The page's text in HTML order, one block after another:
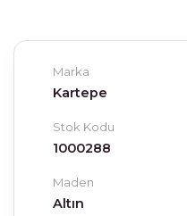
Marka
Kartepe
Stok Kodu
1000288
Maden
Altın